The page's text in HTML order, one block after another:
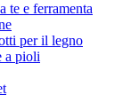
te e ferramenta
per il legno
a pioli